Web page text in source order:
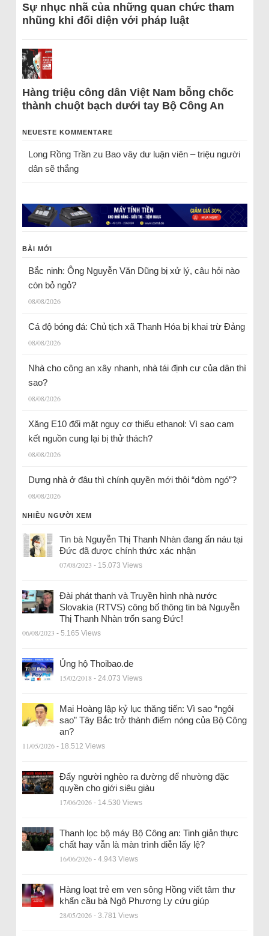
Sự nhục nhã của những quan chức tham
nhũng khi đối diện với pháp luật
Hàng triệu công dân Việt Nam bỗng chốc
thành chuột bạch dưới tay Bộ Công An
NEUESTE KOMMENTARE
Long Rồng Trầnzu Bao vây dư luận viên – triệu người
dân sẽ thắng
BÀI MỚI
Bắc ninh: Ông Nguyễn Văn Dũng bị xử lý, câu hỏi nào
còn bỏ ngỏ?
08/08/2026
Cá độ bóng đá: Chủ tịch xã Thanh Hóa bị khai trừ Đảng
08/08/2026
Nhà cho công an xây nhanh, nhà tái định cư của dân thì
sao?
08/08/2026
Xăng E10 đối mặt nguy cơ thiếu ethanol: Vì sao cam
kết nguồn cung lại bị thử thách?
08/08/2026
Dựng nhà ở đâu thì chính quyền mới thôi “dòm ngó”?
08/08/2026
NHIỀU NGƯỜI XEM
Tin bà Nguyễn Thị Thanh Nhàn đang ẩn náu tại
Đức đã được chính thức xác nhận
07/08/2023 - 15.073 Views
Đài phát thanh và Truyền hình nhà nước
Slovakia (RTVS) công bố thông tin bà Nguyễn
Thị Thanh Nhàn trốn sang Đức!
06/08/2023 - 5.165 Views
Ủng hộ Thoibao.de
15/02/2018 - 24.073 Views
Mai Hoàng lập kỷ lục thăng tiến: Vì sao “ngôi
sao” Tây Bắc trở thành điểm nóng của Bộ Công
an?
11/05/2026 - 18.512 Views
Đẩy người nghèo ra đường để nhường đặc
quyền cho giới siêu giàu
17/06/2026 - 14.530 Views
Thanh lọc bộ máy Bộ Công an: Tinh giản thực
chất hay vẫn là màn trình diễn lấy lệ?
16/06/2026 - 4.943 Views
Hàng loạt trẻ em ven sông Hồng viết tâm thư
khẩn cầu bà Ngô Phương Ly cứu giúp
28/05/2026 - 3.781 Views